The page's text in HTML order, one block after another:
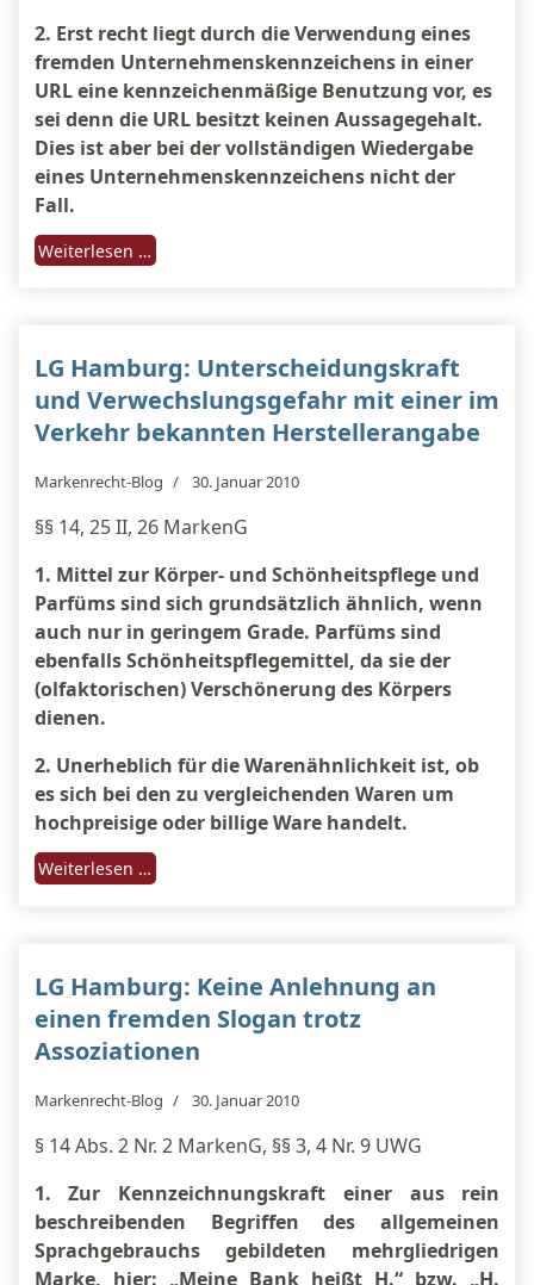
2. Erst recht liegt durch die Verwendung eines
fremden Unternehmenskennzeichens in einer
URL eine kennzeichenmäßige Benutzung vor, es
sei denn die URL besitzt keinen Aussagegehalt.
Dies ist aber bei der vollständigen Wiedergabe
eines Unternehmenskennzeichens nicht der
Fall.
Weiterlesen …
LG Hamburg: Unterscheidungskraft
und Verwechslungsgefahr mit einer im
Verkehr bekannten Herstellerangabe
Markenrecht-Blog 30. Januar 2010
§§ 14, 25 II, 26 MarkenG
1. Mittel zur Körper- und Schönheitspflege und
Parfüms sind sich grundsätzlich ähnlich, wenn
auch nur in geringem Grade. Parfüms sind
ebenfalls Schönheitspflegemittel, da sie der
(olfaktorischen) Verschönerung des Körpers
dienen.
2. Unerheblich für die Warenähnlichkeit ist, ob
es sich bei den zu vergleichenden Waren um
hochpreisige oder billige Ware handelt.
Weiterlesen …
LG Hamburg: Keine Anlehnung an
einen fremden Slogan trotz
Assoziationen
Markenrecht-Blog 30. Januar 2010
§ 14 Abs. 2 Nr. 2 MarkenG, §§ 3, 4 Nr. 9 UWG
1. Zur Kennzeichnungskraft einer aus rein
beschreibenden Begriffen des allgemeinen
Sprachgebrauchs gebildeten mehrgliedrigen
Marke, hier: „Meine Bank heißt H.“ bzw. „H.